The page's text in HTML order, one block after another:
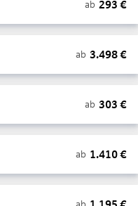
ab 293 €
ab 3.498€
ab 303 €
ab 1.410€
ab